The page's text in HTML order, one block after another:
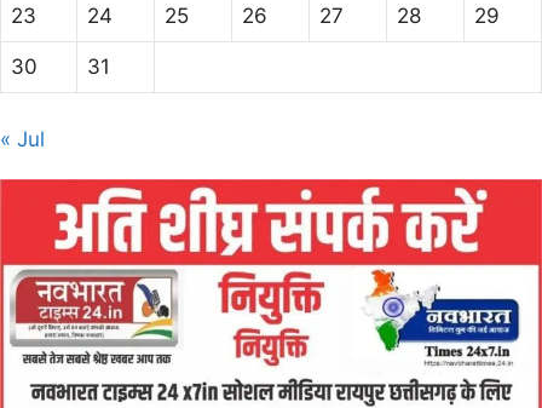
23 24 25 26 27 28 29
30 31
« Jul